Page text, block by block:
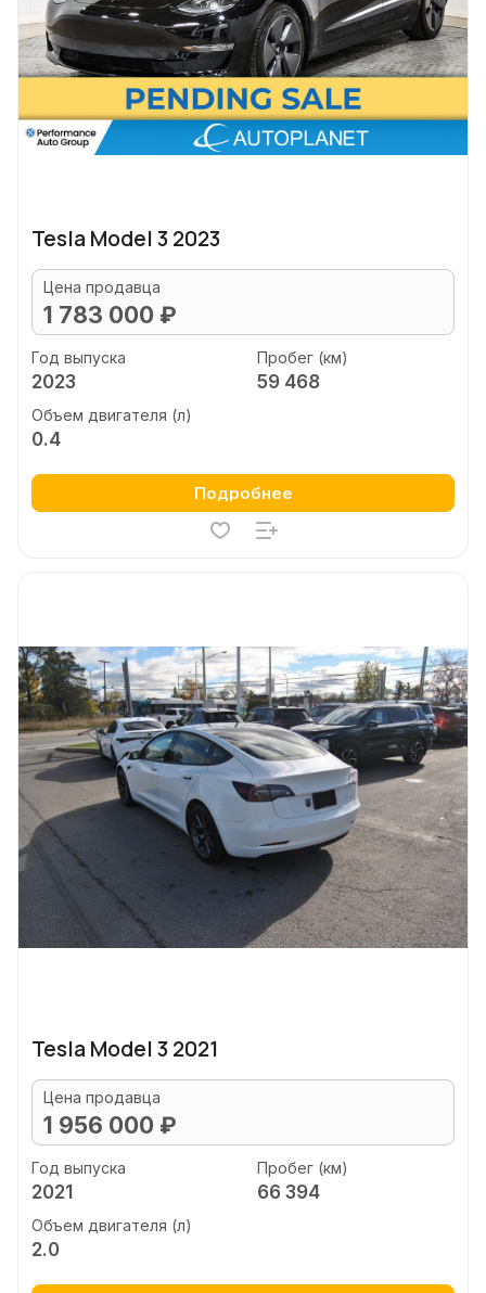
Tesla Model 3 2023
Цена продавца
1 783 000 ₽
Год выпуска
2023
Пробег (км)
59 468
Объем двигателя (л)
0.4
Подробнее
Tesla Model 3 2021
Цена продавца
1 956 000 ₽
Год выпуска
2021
Пробег (км)
66 394
Объем двигателя (л)
2.0